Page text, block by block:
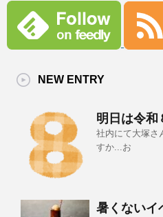
NEW ENTRY
明日は令和
社内にて大塚
すか...お
暑くないイ